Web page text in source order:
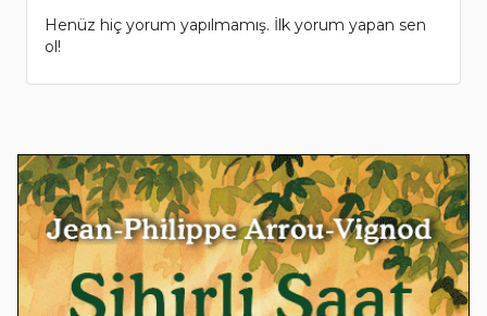
Henüz hiç yorum yapılmamış. İlk yorum yapan sen
ol!